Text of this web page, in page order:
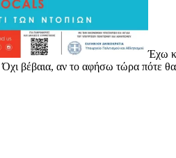
Έχω
βέβαια, αν το αφήσω τώρα πότε